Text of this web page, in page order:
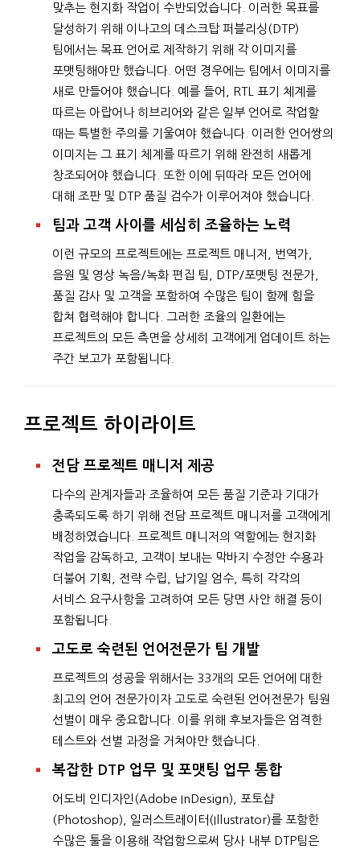
맞추는 현지화 작업이 수반되었습니다. 이러한 목표를
달성하기 위해 이나고의 데스크탑 퍼블리싱(DTP)
팀에서는 목표 언어로 제작하기 위해 각 이미지를
포맷팅해야만 했습니다. 어떤 경우에는 팀에서 이미지를
새로 만들어야 했습니다. 예를 들어, RTL 표기 체계를
따르는 아랍어나 히브리어와 같은 일부 언어로 작업할
때는 특별한 주의를 기울여야 했습니다. 이러한 언어쌍의
이미지는 그 표기 체계를 따르기 위해 완전히 새롭게
창조되어야 했습니다. 또한 이에 뒤따라 모든 언어에
대해 조판 및 DTP 품질 검수가 이루어져야 했습니다.
팀과 고객 사이를 세심히 조율하는 노력
이런 규모의 프로젝트에는 프로젝트 매니저, 번역가,
음원 및 영상 녹음/녹화 편집 팀, DTP/포맷팅 전문가,
품질 감사 및 고객을 포함하여 수많은 팀이 함께 힘을
합쳐 협력해야 합니다. 그러한 조율의 일환에는
프로젝트의 모든 측면을 상세히 고객에게 업데이트 하는
주간 보고가 포함됩니다.
프로젝트 하이라이트
전담 프로젝트 매니저 제공
다수의 관계자들과 조율하여 모든 품질 기준과 기대가
충족되도록 하기 위해 전담 프로젝트 매니저를 고객에게
배정하였습니다. 프로젝트 매니저의 역할에는 현지화
작업을 감독하고, 고객이 보내는 막바지 수정안 수용과
더불어 기획, 전략 수립, 납기일 엄수, 특히 각각의
서비스 요구사항을 고려하여 모든 당면 사안 해결 등이
포함됩니다.
고도로 숙련된 언어전문가 팀 개발
프로젝트의 성공을 위해서는 33개의 모든 언어에 대한
최고의 언어 전문가이자 고도로 숙련된 언어전문가 팀원
선별이 매우 중요합니다. 이를 위해 후보자들은 엄격한
테스트와 선별 과정을 거쳐야만 했습니다.
복잡한 DTP 업무 및 포맷팅 업무 통합
어도비 인디자인(Adobe InDesign), 포토샵
(Photoshop), 일러스트레이터(Illustrator)를 포함한
수많은 툴을 이용해 작업함으로써 당사 내부 DTP팀은